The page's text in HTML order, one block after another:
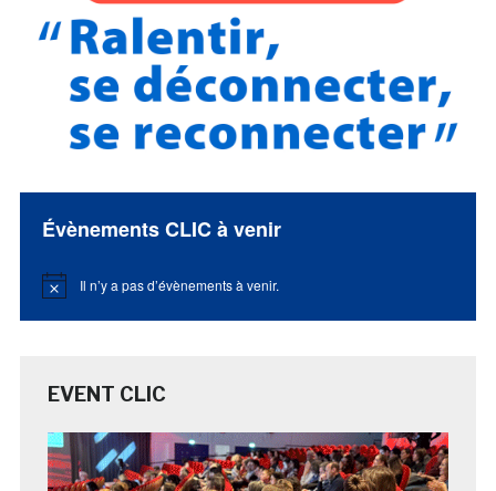
Évènements CLIC à venir
Notice Il n’y a pas d’évènements à venir.
EVENT CLIC